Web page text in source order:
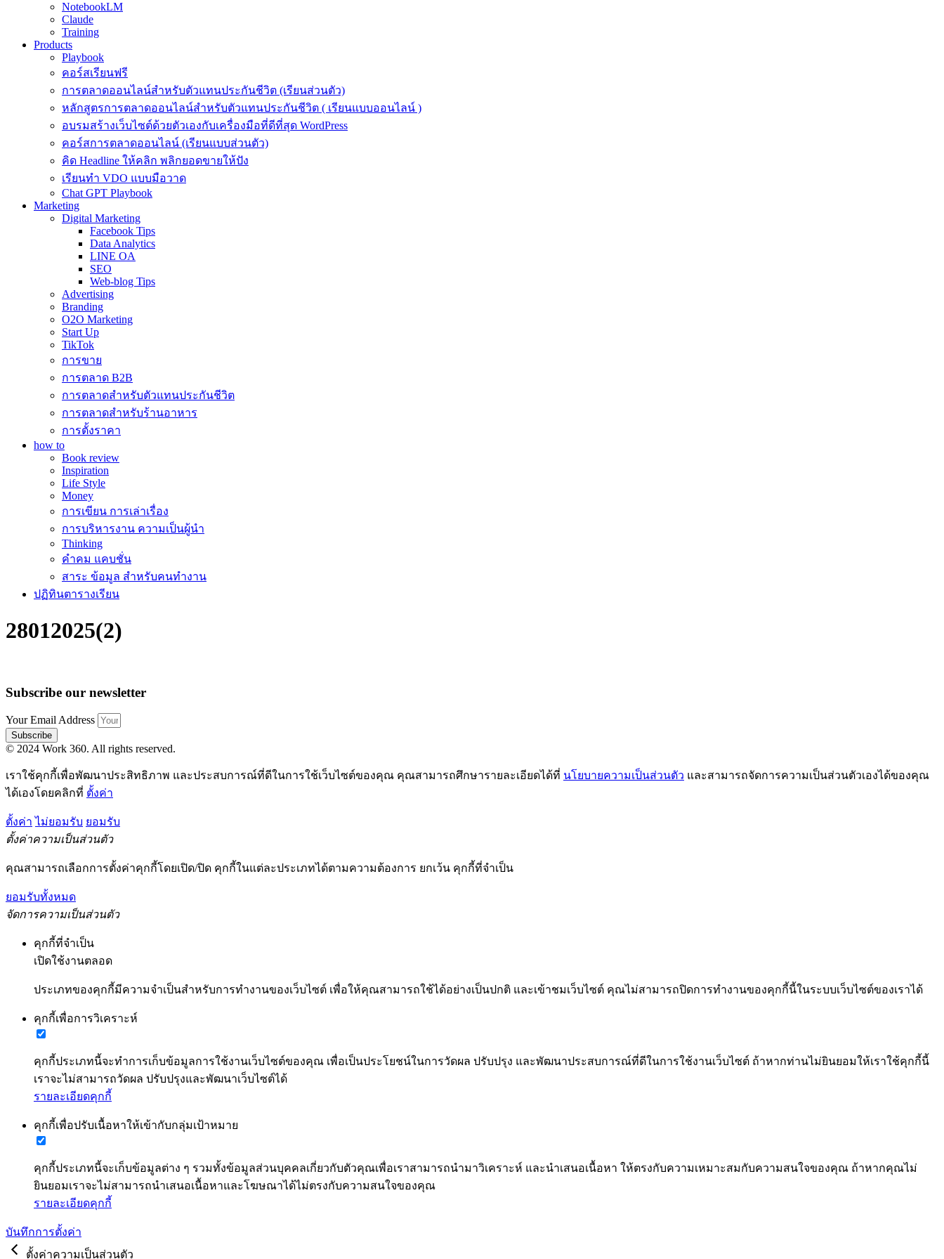
NotebookLM
Claude
Training
Products
Playbook
คอร์สเรียนฟรี
การตลาดออนไลน์สำหรับตัวแทนประกันชีวิต (เรียนส่วนตัว)
หลักสูตรการตลาดออนไลน์สำหรับตัวแทนประกันชีวิต ( เรียนแบบออนไลน์ )
อบรมสร้างเว็บไซต์ด้วยตัวเองกับเครื่องมือที่ดีที่สุด WordPress
คอร์สการตลาดออนไลน์ (เรียนแบบส่วนตัว)
คิด Headline ให้คลิก พลิกยอดขายให้ปัง
เรียนทำ VDO แบบมือวาด
Chat GPT Playbook
Marketing
Digital Marketing
Facebook Tips
Data Analytics
LINE OA
SEO
Web-blog Tips
Advertising
Branding
O2O Marketing
Start Up
TikTok
การขาย
การตลาด B2B
การตลาดสำหรับตัวแทนประกันชีวิต
การตลาดสำหรับร้านอาหาร
การตั้งราคา
how to
Book review
Inspiration
Life Style
Money
การเขียน การเล่าเรื่อง
การบริหารงาน ความเป็นผู้นำ
Thinking
คำคม แคบชั่น
สาระ ข้อมูล สำหรับคนทำงาน
ปฏิทินตารางเรียน
28012025(2)
Subscribe our newsletter
Your Email Address
Subscribe
© 2024 Work 360. All rights reserved.
เราใช้คุกกี้เพื่อพัฒนาประสิทธิภาพ และประสบการณ์ที่ดีในการใช้เว็บไซต์ของคุณ คุณสามารถศึกษารายละเอียดได้ที่ นโยบายความเป็นส่วนตัว และสามารถจัดการความเป็นส่วนตัวเองได้ของคุณ
ได้เองโดยคลิกที่ ตั้งค่า
ตั้งค่า ไม่ยอมรับ ยอมรับ
ตั้งค่าความเป็นส่วนตัว
คุณสามารถเลือกการตั้งค่าคุกกี้โดยเปิด/ปิด คุกกี้ในแต่ละประเภทได้ตามความต้องการ ยกเว้น คุกกี้ที่จำเป็น
ยอมรับทั้งหมด
จัดการความเป็นส่วนตัว
คุกกี้ที่จำเป็น
เปิดใช้งานตลอด
ประเภทของคุกกี้มีความจำเป็นสำหรับการทำงานของเว็บไซต์ เพื่อให้คุณสามารถใช้ได้อย่างเป็นปกติ และเข้าชมเว็บไซต์ คุณไม่สามารถปิดการทำงานของคุกกี้นี้ในระบบเว็บไซต์ของเราได้
คุกกี้เพื่อการวิเคราะห์
คุกกี้ประเภทนี้จะทำการเก็บข้อมูลการใช้งานเว็บไซต์ของคุณ เพื่อเป็นประโยชน์ในการวัดผล ปรับปรุง และพัฒนาประสบการณ์ที่ดีในการใช้งานเว็บไซต์ ถ้าหากท่านไม่ยินยอมให้เราใช้คุกกี้นี้
เราจะไม่สามารถวัดผล ปรับปรุงและพัฒนาเว็บไซต์ได้
รายละเอียดคุกกี้
คุกกี้เพื่อปรับเนื้อหาให้เข้ากับกลุ่มเป้าหมาย
คุกกี้ประเภทนี้จะเก็บข้อมูลต่าง ๆ รวมทั้งข้อมูลส่วนบุคคลเกี่ยวกับตัวคุณเพื่อเราสามารถนำมาวิเคราะห์ และนำเสนอเนื้อหา ให้ตรงกับความเหมาะสมกับความสนใจของคุณ ถ้าหากคุณไม่
ยินยอมเราจะไม่สามารถนำเสนอเนื้อหาและโฆษณาได้ไม่ตรงกับความสนใจของคุณ
รายละเอียดคุกกี้
บันทึกการตั้งค่า
ตั้งค่าความเป็นส่วนตัว